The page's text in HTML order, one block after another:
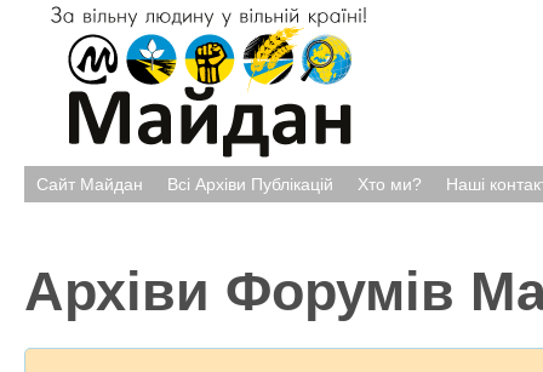
Сайт Майдан Всі Архіви Публікацій Хто ми? Наші
Архіви Форумів